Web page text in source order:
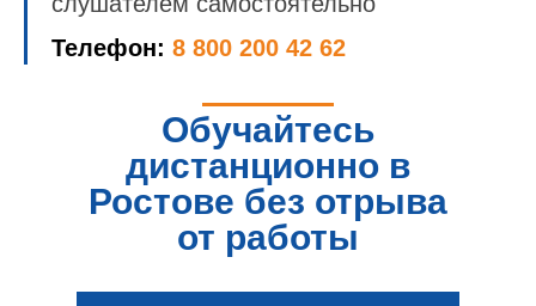
Телефон: 8 800 200 42 62
Обучайтесь
дистанционно в
Ростове без отрыва
от работы